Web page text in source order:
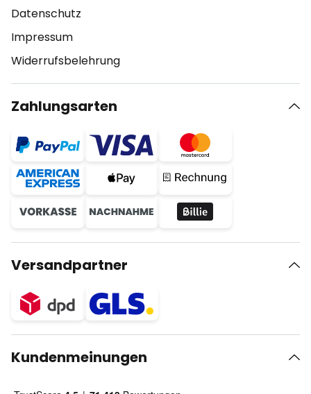
Datenschutz
Impressum
Widerrufsbelehrung
Zahlungsarten
Versandpartner
Kundenmeinungen